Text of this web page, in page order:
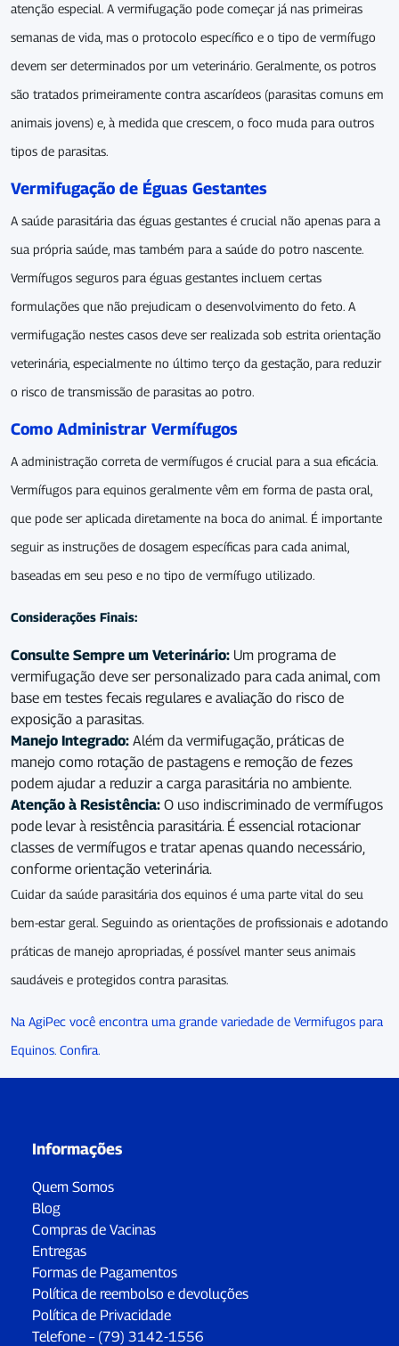
atenção especial. A vermifugação pode começar já nas primeiras
semanas de vida, mas o protocolo específico e o tipo de vermífugo
devem ser determinados por um veterinário. Geralmente, os potros
são tratados primeiramente contra ascarídeos (parasitas comuns em
animais jovens) e, à medida que crescem, o foco muda para outros
tipos de parasitas.
Vermifugação de Éguas Gestantes
A saúde parasitária das éguas gestantes é crucial não apenas para a
sua própria saúde, mas também para a saúde do potro nascente.
Vermífugos seguros para éguas gestantes incluem certas
formulações que não prejudicam o desenvolvimento do feto. A
vermifugação nestes casos deve ser realizada sob estrita orientação
veterinária, especialmente no último terço da gestação, para reduzir
o risco de transmissão de parasitas ao potro.
Como Administrar Vermífugos
A administração correta de vermífugos é crucial para a sua eficácia.
Vermífugos para equinos geralmente vêm em forma de pasta oral,
que pode ser aplicada diretamente na boca do animal. É importante
seguir as instruções de dosagem específicas para cada animal,
baseadas em seu peso e no tipo de vermífugo utilizado.
Considerações Finais:
Consulte Sempre um Veterinário: Um programa de
vermifugação deve ser personalizado para cada animal, com
base em testes fecais regulares e avaliação do risco de
exposição a parasitas.
Manejo Integrado: Além da vermifugação, práticas de
manejo como rotação de pastagens e remoção de fezes
podem ajudar a reduzir a carga parasitária no ambiente.
Atenção à Resistência: O uso indiscriminado de vermífugos
pode levar à resistência parasitária. É essencial rotacionar
classes de vermífugos e tratar apenas quando necessário,
conforme orientação veterinária.
Cuidar da saúde parasitária dos equinos é uma parte vital do seu
bem-estar geral. Seguindo as orientações de profissionais e adotando
práticas de manejo apropriadas, é possível manter seus animais
saudáveis e protegidos contra parasitas.
Na AgiPec você encontra uma grande variedade de Vermifugos para
Equinos. Confira.
Informações
Quem Somos
Blog
Compras de Vacinas
Entregas
Formas de Pagamentos
Política de reembolso e devoluções
Política de Privacidade
Telefone – (79) 3142-1556